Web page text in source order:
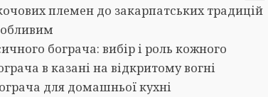
племен до закарпатських традицій
бограча: вибір і роль кожного
в казані на відкритому вогні
для домашньої кухні